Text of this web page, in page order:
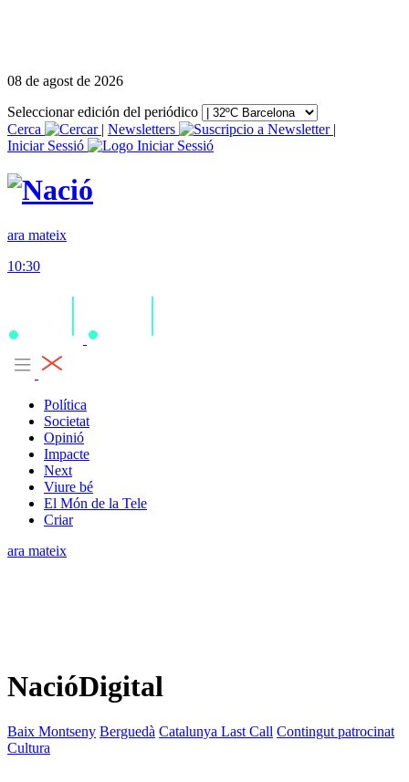
08 de agost de 2026
Seleccionar edición del periódico
Cerca
| Newsletters
|
Iniciar Sessió
ara mateix
10:30
Política
Societat
Opinió
Impacte
Next
Viure bé
El Món de la Tele
Criar
ara mateix
NacióDigital
Baix Montseny Berguedà Catalunya Last Call Contingut patrocinat
Cultura